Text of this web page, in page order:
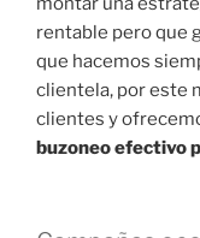
rentable pero que
que hacemos
clientela, por este
clientes y
buzoneo efectivo